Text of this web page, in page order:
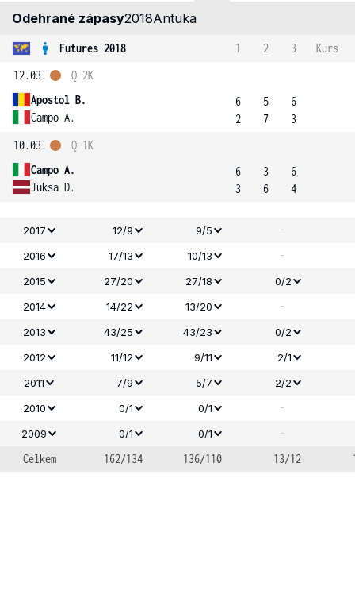
Odehrané zápasy2018Antuka
Futures 2018 1 2 3
Kurs
12.03.
Apostol B.
Campo A.
Q-2K
6
2
5
7
6
3
10.03.
Campo A.
Juksa D.
Q-1K
6
3
3
6
6
4
2017 12/9 9/5 -
2016
17/13 10/13 -
2015
27/20 27/18
0/2
2014
14/22 13/20 -
2013 43/25 43/23
0/2
2012
11/12 9/11
2/1
2011
7/9 5/7
2/2
2010
0/1 0/1 -
2009 0/1 0/1
-
Celkem
162/134 136/110 13/12